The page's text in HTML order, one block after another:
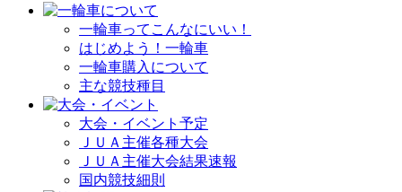
一輪車ってこんなにいい！
はじめよう！一輪車
一輪車購入について
主な競技種目
大会・イベント予定
ＪＵＡ主催各種大会
ＪＵＡ主催大会結果速報
国内競技細則